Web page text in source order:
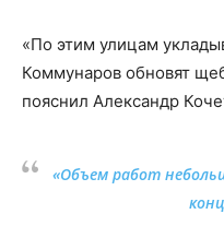
«По этим улицам
Коммунаров обновят
пояснил Александр
«Объем работ